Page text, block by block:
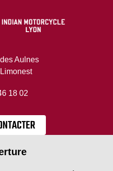
Aulnes
18 02